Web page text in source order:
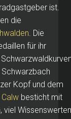
ist.
die
. Die
für ihr
Schwarzbach
Kopf und dem
besticht mit
viel